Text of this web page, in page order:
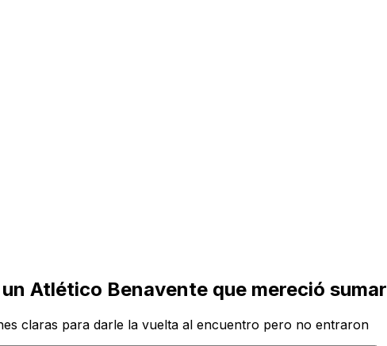
Atlético Benavente que mereció sumar
claras para darle la vuelta al encuentro pero no entraron